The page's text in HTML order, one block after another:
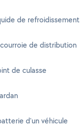
de refroidissement
de distribution
de culasse
d'un véhicule